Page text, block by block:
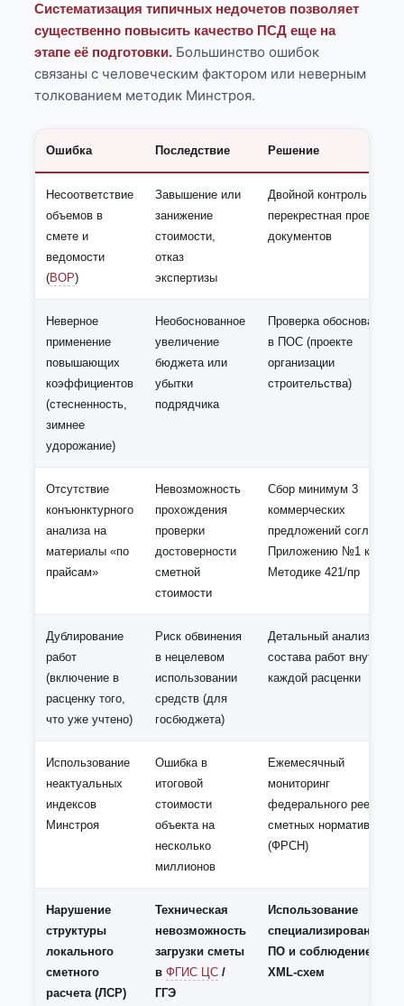
Систематизация типичных недочетов позволяет
существенно повысить качество ПСД еще на
этапе её подготовки. Большинство ошибок
связаны с человеческим фактором или неверным
толкованием методик Минстроя.
Ошибка Последствие Решение
Несоответствие
объемов в
смете и
ведомости
(ВОР)
Завышение или
занижение
стоимости,
отказ
экспертизы
Двойной контроль и
перекрестная проверка
документов
Неверное
применение
повышающих
коэффициентов
(стесненность,
зимнее
удорожание)
Необоснованное
увеличение
бюджета или
убытки
подрядчика
Проверка обоснования
в ПОС (проекте
организации
строительства)
Отсутствие
конъюнктурного
анализа на
материалы «по
прайсам»
Невозможность
прохождения
проверки
достоверности
сметной
стоимости
Сбор минимум 3
коммерческих
предложений согласно
Приложению №1 к
Методике 421/пр
Дублирование
работ
(включение в
расценку того,
что уже учтено)
Риск обвинения
в нецелевом
использовании
средств (для
госбюджета)
Детальный анализ
состава работ внутри
каждой расценки
Использование
неактуальных
индексов
Минстроя
Ошибка в
итоговой
стоимости
объекта на
несколько
миллионов
Ежемесячный
мониторинг
федерального реестра
сметных нормативов
(ФРСН)
Нарушение
структуры
локального
сметного
расчета (ЛСР)
Техническая
невозможность
загрузки сметы
вФГИС ЦС /
ГГЭ
Использование
специализированного
ПО и соблюдение
XML-схем